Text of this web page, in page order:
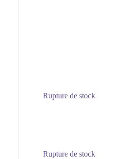
Rupture de stock
Rupture de stock